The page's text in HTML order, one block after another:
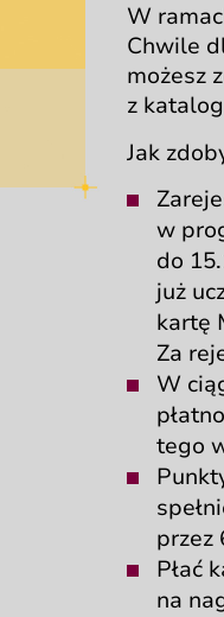
W
Chwile
możesz
z
Jak
w
do
już
kartę
Za
W
tego
przez
Płać
na